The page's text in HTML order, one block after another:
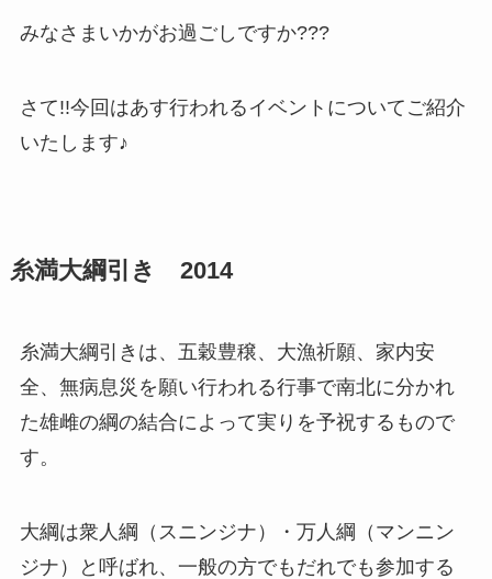
みなさまいかがお過ごしですか???
さて!!今回はあす行われるイベントについてご紹介
いたします♪
糸満大綱引き 2014
糸満大綱引きは、五穀豊穣、大漁祈願、家内安
全、無病息災を願い行われる行事で南北に分かれ
た雄雌の綱の結合によって実りを予祝するもので
す。
大綱は衆人綱（スニンジナ）・万人綱（マンニン
ジナ）と呼ばれ、一般の方でもだれでも参加する